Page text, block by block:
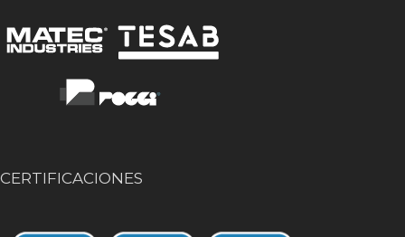
CERTIFICACIONES